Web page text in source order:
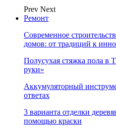
Prev Next
Ремонт
Современное
домов: от традиций к
Полусухая стяжка пола в
руки»
Аккумуляторный
ответах
3 варианта отделки
помощью краски